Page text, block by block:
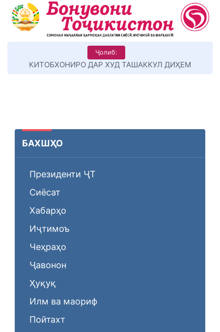
Ҷолиб:
КИТОБХОНИРО ДАР ХУД ТАШАККУЛ ДИҲЕМ
БАХШҲО
Президенти ҶТ
Сиёсат
Хабарҳо
Иҷтимоъ
Чеҳраҳо
Ҷавонон
Ҳуқуқ
Илм ва маориф
Пойтахт